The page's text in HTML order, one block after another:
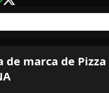
de marca de